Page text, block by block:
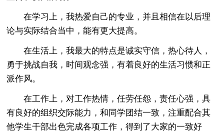
在学习上，我热爱自己的专业，并且相信在以后理
论与实际结合当中，能有更大提高。
在生活上，我最大的特点是诚实守信，热心待人，
勇于挑战自我，时间观念强，有着良好的生活习惯和正
派作风。
在工作上，对工作热情，任劳任怨，责任心强，具
有良好的组织交际能力，和同学团结一致，注重配合其
他学生干部出色完成各项工作，得到了大家的一致好